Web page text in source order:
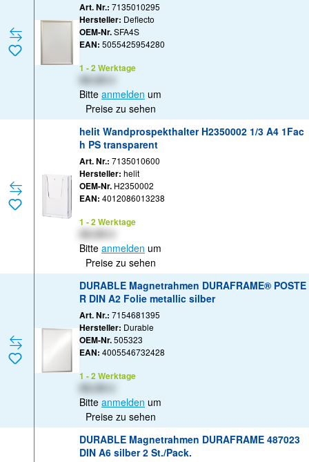
Art. Nr.: 7135010295
Hersteller: Deflecto
OEM-Nr.SFA4S
EAN: 5055425954280
1 - 2 Werktage
Bitte anmelden um
Preise zu sehen
helit Wandprospekthalter H2350002 1/3 A4 1Fac
h PS transparent
Art. Nr.: 7135010600
Hersteller: helit
OEM-Nr. H2350002
EAN: 4012086013238
1 - 2 Werktage
Bitte anmelden um
Preise zu sehen
DURABLE Magnetrahmen DURAFRAME® POSTE
R DIN A2 Folie metallic silber
Art. Nr.: 7154681395
Hersteller: Durable
OEM-Nr.505323
EAN: 4005546732428
1 - 2 Werktage
Bitte anmelden um
Preise zu sehen
DURABLE Magnetrahmen DURAFRAME 487023
DIN A6 silber 2 St./Pack.